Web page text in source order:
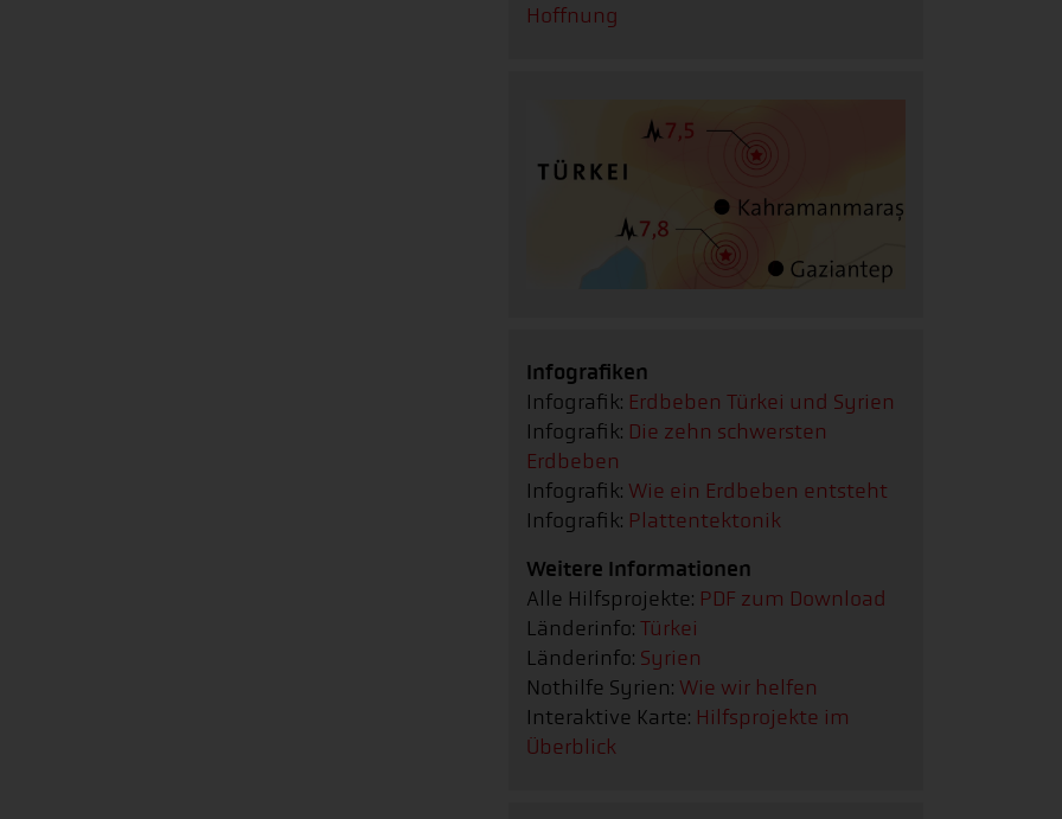
Hoffnung
Infografiken
Infografik: Erdbeben Türkei und Syrien
Infografik: Die zehn schwersten
Erdbeben
Infografik: Wie ein Erdbeben entsteht
Infografik: Plattentektonik
Weitere Informationen
Alle Hilfsprojekte: PDF zum Download
Länderinfo: Türkei
Länderinfo: Syrien
Nothilfe Syrien: Wie wir helfen
Interaktive Karte: Hilfsprojekte im
Überblick